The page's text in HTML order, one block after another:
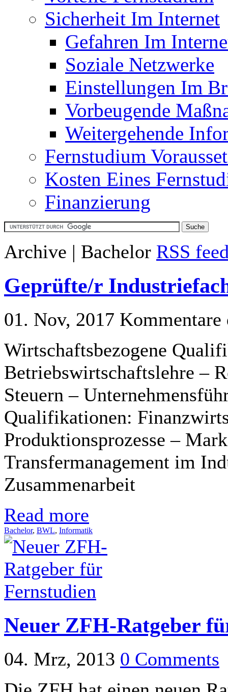
Sicherheit Im Internet
Gefahren Im
Soziale Netzwerke
Einstellungen Im
Vorbeugende
Weitergehende
Fernstudium
Kosten Eines
Finanzierung
Archive | Bachelor RSS
Geprüfte/r
01. Nov, 2017
Wirtschaftsbezogene
Betriebswirtschaftslehre –
Steuern –
Qualifikationen:
Produktionsprozesse –
Transfermanagement im
Zusammenarbeit
Read more
Bachelor, BWL, Informatik
Neuer ZFH-Ratgeber
04. Mrz, 2013 0 Comments